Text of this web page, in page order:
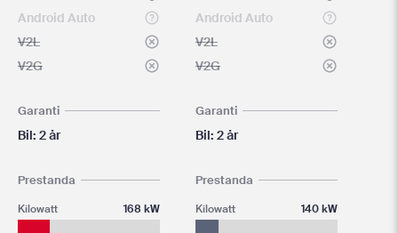
Android Auto
V2L
V2G
Garanti
Bil: 2 år
Prestanda
Kilowatt 168 kW
Android Auto
V2L
V2G
Garanti
Bil: 2 år
Prestanda
Kilowatt 140 kW